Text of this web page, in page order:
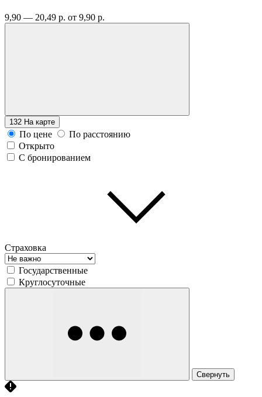
9,90 — 20,49 р. от 9,90 р.
132 На карте
По цене
По расстоянию
Открыто
С бронированием
Страховка
Государственные
Круглосуточные
Свернуть